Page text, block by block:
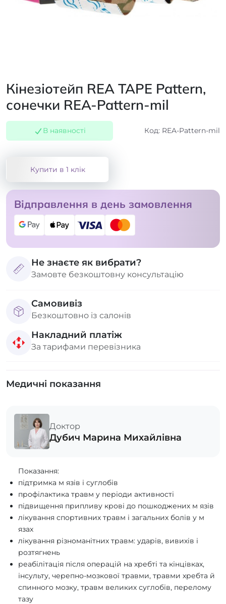
Кінезіотейп REA TAPE Pattern,
сонечки REA-Pattern-mil
В наявності Код: REA-Pattern-mil
Купити в 1 клік
Відправлення в день замовлення
Не знаєте як вибрати?
Замовте безкоштовну консультацію
Самовивіз
Безкоштовно із салонів
Накладний платіж
За тарифами перевізника
Медичні показання
Доктор
Дубич Марина Михайлівна
Показання:
підтримка м язів і суглобів
профілактика травм у періоди активності
підвищення припливу крові до пошкоджених м язів
лікування спортивних травм і загальних болів у м
язах
лікування різноманітних травм: ударів, вивихів і
розтягнень
реабілітація після операцій на хребті та кінцівках,
інсульту, черепно-мозкової травми, травми хребта й
спинного мозку, травм великих суглобів, перелому
тазу